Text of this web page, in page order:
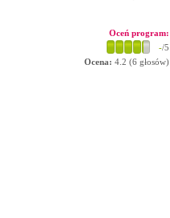
Oceń program:
-/5
Ocena: 4.2 (6 głosów)